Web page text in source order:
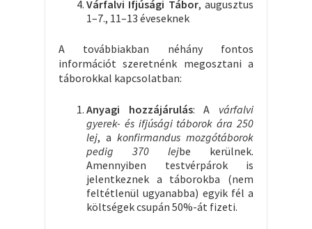
Várfalvi Ifjúsági Tábor, augusztus
1–7., 11–13 éveseknek
A továbbiakban néhány fontos
információt szeretnénk megosztani a
táborokkal kapcsolatban:
Anyagi hozzájárulás: A várfalvi
gyerek- és ifjúsági táborok ára 250
lej, a konfirmandus mozgótáborok
pedig 370 lejbe kerülnek.
Amennyiben testvérpárok is
jelentkeznek a táborokba (nem
feltétlenül ugyanabba) egyik fél a
költségek csupán 50%-át fizeti.